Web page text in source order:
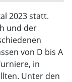
2023 statt.
und der
von D bis A
in
Unter den